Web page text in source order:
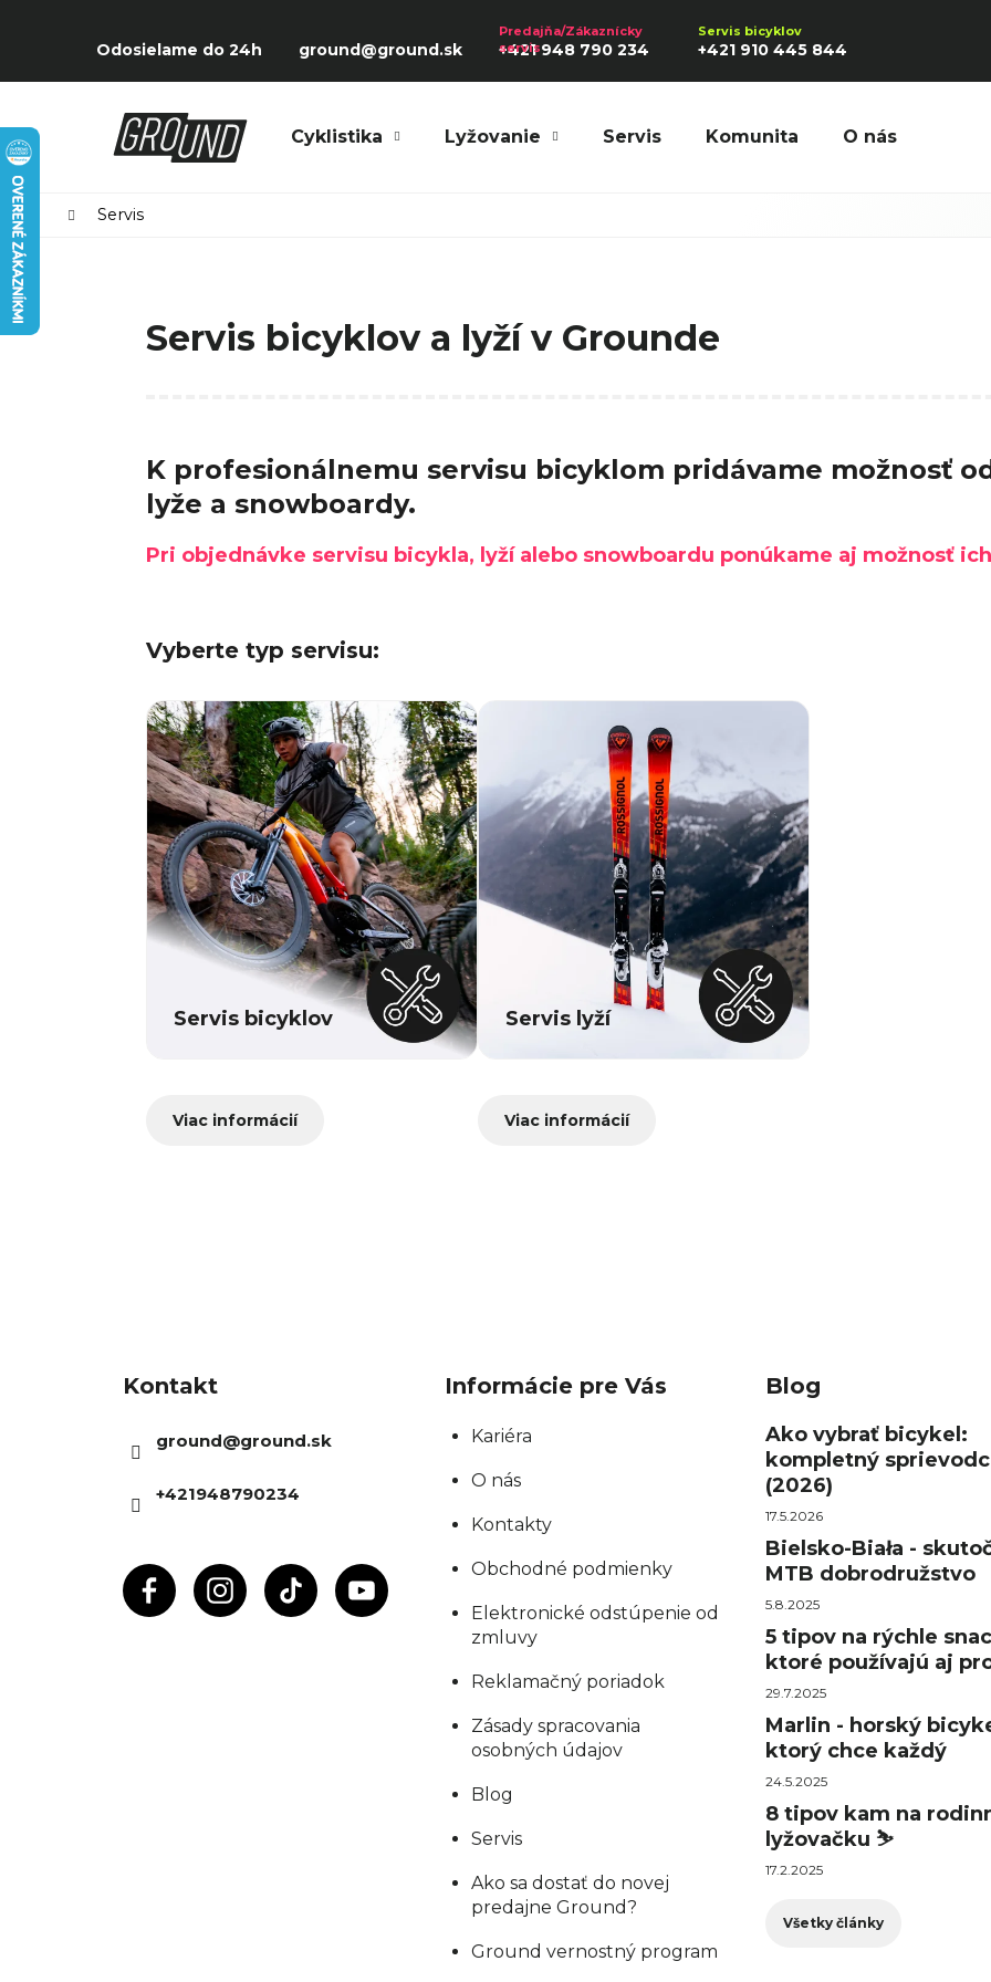
Odosielame do 24h ground@ground.sk +421 948 790 234 +421 910 445 844
Cyklistika Lyžovanie Servis Komunita O nás
DomovServis
Servis bicyklov a lyží v Grounde
K profesionálnemu servisu bicyklom pridávame možnosť
lyže a snowboardy.
Pri objednávke servisu bicykla, lyží alebo snowboardu ponúkame aj možnosť
Vyberte typ servisu:
Servis bicyklov
Viac informácií
Servis lyží
Viac informácií
š
í
k
Späť
do
obchodu
Späť
do
obchodu
Čo potrebujete nájsť?
TREK PROCALIBER 8 FURY RED
2026
Kontakt
ground@ground.sk
+421948790234
Informácie pre Vás
Kariéra
O nás
Kontakty
Obchodné podmienky
Elektronické odstúpenie od
zmluvy
Reklamačný poriadok
Zásady spracovania
osobných údajov
Blog
Servis
Ako sa dostať do novej
predajne Ground?
Ground vernostný program
Blog
Ako vybrať bicykel:
kompletný
(2026)
17.5.2026
Bielsko-Biała -
MTB dobrodružstvo
5.8.2025
5 tipov na rýchle
ktoré používajú aj
29.7.2025
Marlin - horský
ktorý chce každý
24.5.2025
8 tipov kam na
lyžovačku ⛷️
17.2.2025
Všetky články